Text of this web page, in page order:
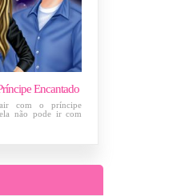
Encantado
com o príncipe
não pode ir com